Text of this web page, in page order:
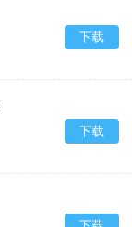
下载
下载